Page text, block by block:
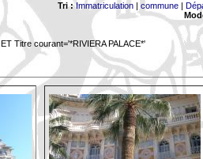
Tri : Immatriculation |commune |
ET Titre courant='*RIVIERA PALACE*'